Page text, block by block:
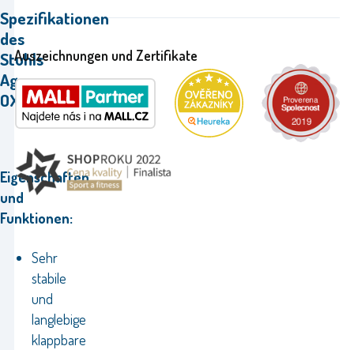
Spezifikationen
des
Stuhls
Aga
OXFORD.
Eigenschaften
und
Funktionen:
Sehr
stabile
und
langlebige
klappbare
Auszeichnungen und Zertifikate